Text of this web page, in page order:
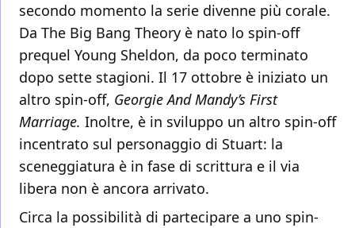
secondo momento la serie divenne più corale.
Da The Big Bang Theory è nato lo spin-off
prequel Young Sheldon, da poco terminato
dopo sette stagioni. Il 17 ottobre è iniziato un
altro spin-off, Georgie And Mandy’s First
Marriage. Inoltre, è in sviluppo un altro spin-off
incentrato sul personaggio di Stuart: la
sceneggiatura è in fase di scrittura e il via
libera non è ancora arrivato.
Circa la possibilità di partecipare a uno spin-